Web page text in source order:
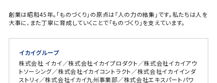
創業は昭和45年。「ものづくり」の原点は「人の力の結集」です。私たちは人を
大事に、また丁寧に育成していくことで「ものづくり」を支えています。
イカイグループ
株式会社 イカイ／株式会社イカイプロダクト／株式会社イカイアウ
トソーシング／株式会社イカイコントラクト／株式会社イカイインダ
ストリィ／株式会社イカイ九州事業部／株式会社エキスパートパワ